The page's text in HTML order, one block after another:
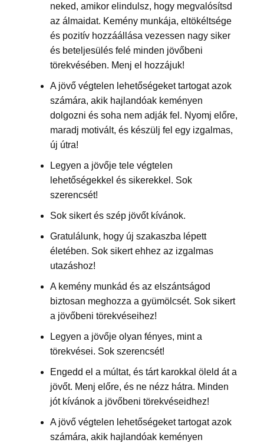
neked, amikor elindulsz, hogy megvalósítsd
az álmaidat. Kemény munkája, eltökéltsége
és pozitív hozzáállása vezessen nagy siker
és beteljesülés felé minden jövőbeni
törekvésében. Menj el hozzájuk!
A jövő végtelen lehetőségeket tartogat azok
számára, akik hajlandóak keményen
dolgozni és soha nem adják fel. Nyomj előre,
maradj motivált, és készülj fel egy izgalmas,
új útra!
Legyen a jövője tele végtelen
lehetőségekkel és sikerekkel. Sok
szerencsét!
Sok sikert és szép jövőt kívánok.
Gratulálunk, hogy új szakaszba lépett
életében. Sok sikert ehhez az izgalmas
utazáshoz!
A kemény munkád és az elszántságod
biztosan meghozza a gyümölcsét. Sok sikert
a jövőbeni törekvéseihez!
Legyen a jövője olyan fényes, mint a
törekvései. Sok szerencsét!
Engedd el a múltat, és tárt karokkal öleld át a
jövőt. Menj előre, és ne nézz hátra. Minden
jót kívánok a jövőbeni törekvéseidhez!
A jövő végtelen lehetőségeket tartogat azok
számára, akik hajlandóak keményen